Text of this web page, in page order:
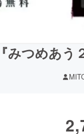
みつめあ